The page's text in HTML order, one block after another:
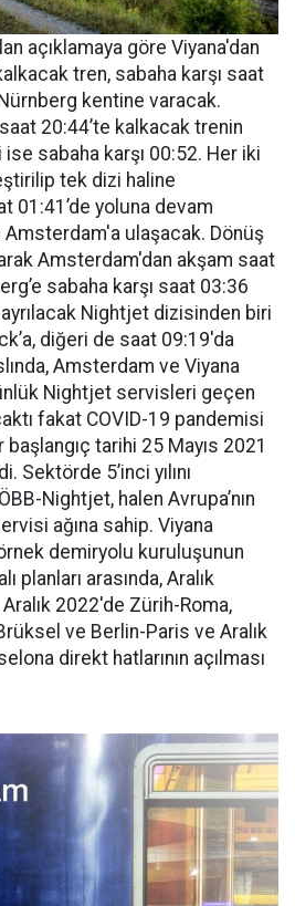
açıklamaya göre Viyana'dan
tren, sabaha karşı saat
kentine varacak.
20:44’te kalkacak trenin
ise sabaha karşı 00:52. Her iki
tek dizi haline
01:41’de yoluna devam
ulaşacak. Dönüş
Amsterdam'dan akşam saat
sabaha karşı saat 03:36
Nightjet dizisinden biri
diğeri de saat 09:19'da
Amsterdam ve Viyana
Nightjet servisleri geçen
fakat COVID-19 pandemisi
tarihi 25 Mayıs 2021
Sektörde 5’inci yılını
Nightjet, halen Avrupa’nın
ağına sahip. Viyana
demiryolu kuruluşunun
planları arasında, Aralık
2022'de Zürih-Roma,
ve Berlin-Paris ve Aralık
direkt hatlarının açılması